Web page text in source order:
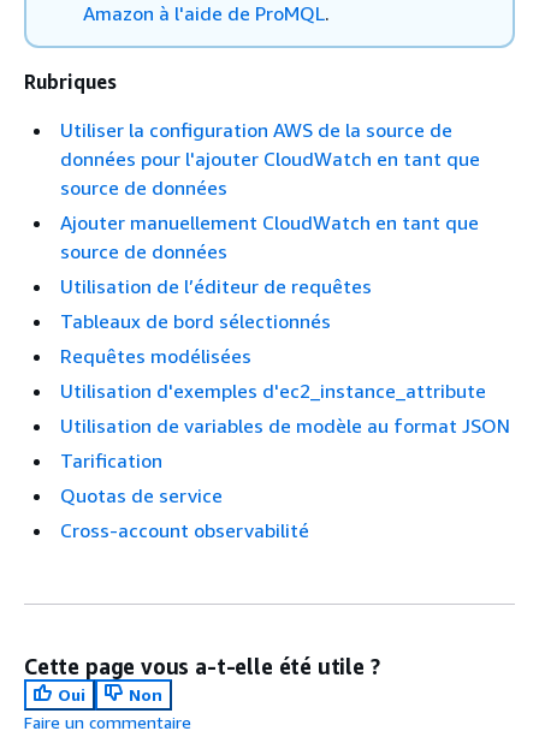
Amazon à l'aide de ProMQL.
Rubriques
Utiliser la configuration AWS de la source de
données pour l'ajouter CloudWatch en tant que
source de données
Ajouter manuellement CloudWatch en tant que
source de données
Utilisation de l’éditeur de requêtes
Tableaux de bord sélectionnés
Requêtes modélisées
Utilisation d'exemples d'ec2_instance_attribute
Utilisation de variables de modèle au format JSON
Tarification
Quotas de service
Cross-account observabilité
Cette page vous a-t-elle été utile ?
Oui
Non
Faire un commentaire